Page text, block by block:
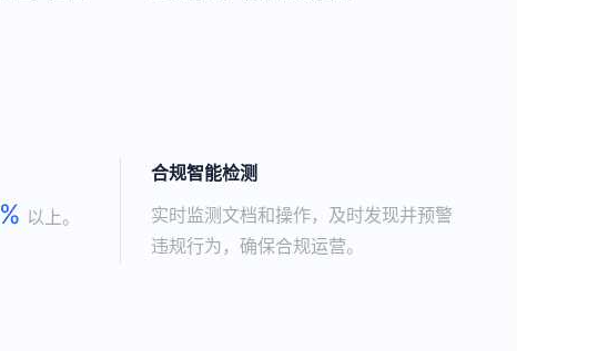
以上。
合规智能检测
实时监测文档和操作，及时发现并预警
违规行为，确保合规运营。